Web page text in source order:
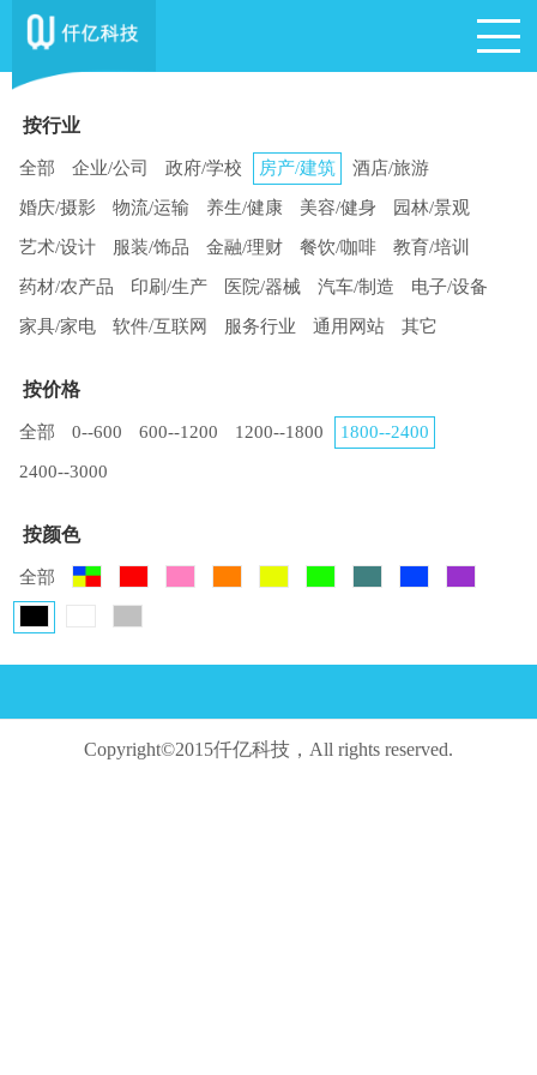
按行业
全部 企业/公司 政府/学校 房产/建筑 酒店/旅游
婚庆/摄影 物流/运输 养生/健康 美容/健身 园林/景观
艺术/设计 服装/饰品 金融/理财 餐饮/咖啡 教育/培训
药材/农产品 印刷/生产 医院/器械 汽车/制造 电子/设备
家具/家电 软件/互联网 服务行业 通用网站 其它
按价格
全部 0--600 600--1200 1200--1800 1800--2400
2400--3000
按颜色
全部
Copyright©2015仟亿科技，All rights reserved.